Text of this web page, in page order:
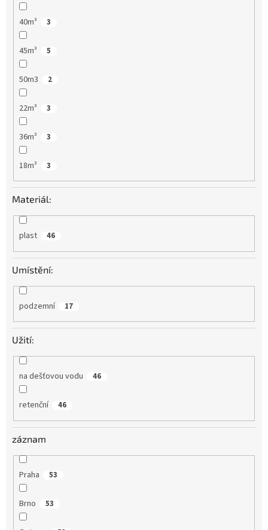
40m³ 3
45m³ 5
50m3 2
22m³ 3
36m³ 3
18m³ 3
Materiál:
plast 46
Umístění:
podzemní 17
Užití:
na dešťovou vodu 46
retenční 46
záznam
Praha 53
Brno 53